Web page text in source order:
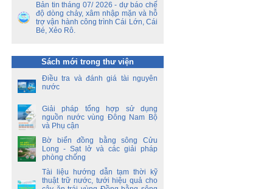
Bản tin tháng 07/ 2026 - dự báo chế
độ dòng chảy, xâm nhập mặn và hỗ
trợ vận hành công trình Cái Lớn, Cái
Bé, Xẻo Rô.
Sách mới trong thư viện
Điều tra và đánh giá tài nguyên
nước
Giải pháp tổng hợp sử dụng
nguồn nước vùng Đông Nam Bộ
và Phụ cận
Bờ biển đồng bằng sông Cửu
Long - Sạt lở và các giải pháp
phòng chống
Tài liệu hướng dẫn tạm thời kỹ
thuật trữ nước, tưới hiệu quả cho